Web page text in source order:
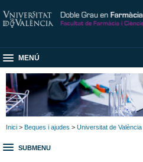
MENÚ
Inici > Beques i ajudes > Universitat de València
SUBMENU